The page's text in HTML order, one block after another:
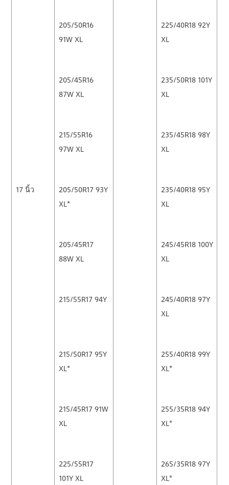
205/50R16
91W XL
225/40R18 92Y
XL
205/45R16
87W XL
235/50R18 101Y
XL
215/55R16
97W XL
235/45R18 98Y
XL
17 นิ้ว
205/50R17 93Y
XL*
235/40R18 95Y
XL
205/45R17
88W XL
245/45R18 100Y
XL
215/55R17 94Y
245/40R18 97Y
XL
215/50R17 95Y
XL*
255/40R18 99Y
XL*
215/45R17 91W
XL
255/35R18 94Y
XL*
225/55R17
101Y XL
265/35R18 97Y
XL*